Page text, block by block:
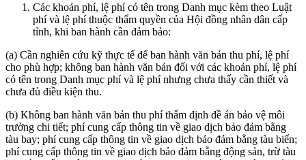
Các khoản phí, lệ phí có tên trong Danh mục kèm theo Luật
phí và lệ phí thuộc thẩm quyền của Hội đồng nhân dân cấp
tỉnh, khi ban hành cần đảm bảo:
(a) Cần nghiên cứu kỹ thực tế để ban hành văn bản thu phí, lệ phí
cho phù hợp; không ban hành văn bản đối với các khoản phí, lệ phí
có tên trong Danh mục phí và lệ phí nhưng chưa thấy cần thiết và
chưa đủ điều kiện thu.
(b) Không ban hành văn bản thu phí thẩm định đề án bảo vệ môi
trường chi tiết; phí cung cấp thông tin về giao dịch bảo đảm bằng
tàu bay; phí cung cấp thông tin về giao dịch bảo đảm bằng tàu biển;
phí cung cấp thông tin về giao dịch bảo đảm bằng động sản, trừ tàu